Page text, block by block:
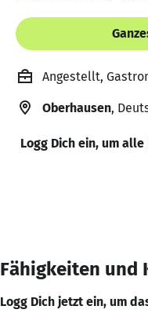
Angestellt,
Oberhausen,
Logg Dich ein, um
Fähigkeiten und
Logg Dich jetzt ein, um